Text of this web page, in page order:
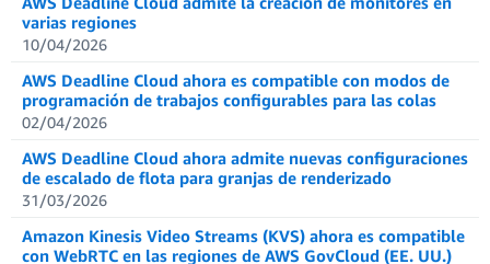
varias regiones
10/04/2026
AWS Deadline Cloud ahora es compatible con modos de
programación de trabajos configurables para las colas
02/04/2026
AWS Deadline Cloud ahora admite nuevas configuraciones
de escalado de flota para granjas de renderizado
31/03/2026
Amazon Kinesis Video Streams (KVS) ahora es compatible
con WebRTC en las regiones de AWS GovCloud (EE. UU.)